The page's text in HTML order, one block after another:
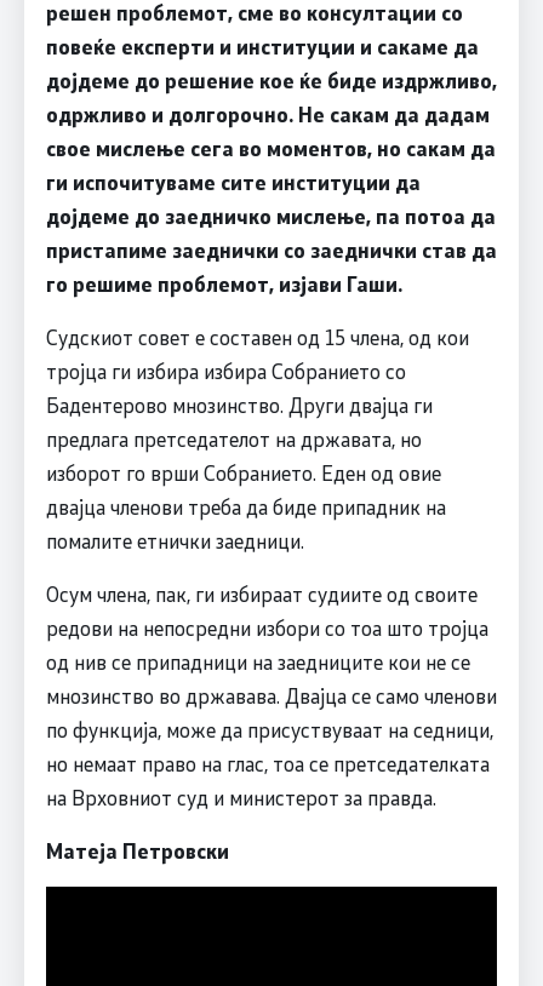
решен проблемот, сме во консултации со
повеќе експерти и институции и сакаме да
дојдеме до решение кое ќе биде издржливо,
одржливо и долгорочно. Не сакам да дадам
свое мислење сега во моментов, но сакам да
ги испочитуваме сите институции да
дојдеме до заедничко мислење, па потоа да
пристапиме заеднички со заеднички став да
го решиме проблемот, изјави Гаши.
Судскиот совет е составен од 15 члена, од кои
тројца ги избира избира Собранието со
Бадентерово мнозинство. Други двајца ги
предлага претседателот на државата, но
изборот го врши Собранието. Еден од овие
двајца членови треба да биде припадник на
помалите етнички заедници.
Осум члена, пак, ги избираат судиите од своите
редови на непосредни избори со тоа што тројца
од нив се припадници на заедниците кои не се
мнозинство во државава. Двајца се само членови
по функција, може да присуствуваат на седници,
но немаат право на глас, тоа се претседателката
на Врховниот суд и министерот за правда.
Матеја Петровски